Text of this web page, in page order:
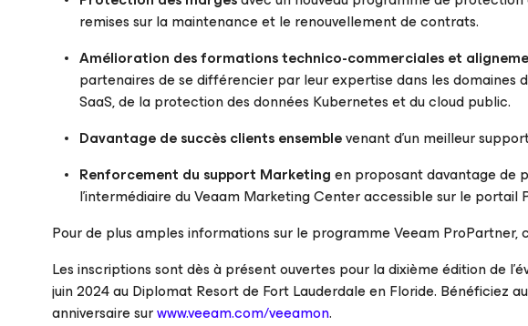
remises sur la maintenance et le renouvellement de contrats.
Amélioration des formations technico-commerciales et
partenaires de se différencier par leur expertise dans les domaines
SaaS, de la protection des données Kubernetes et du cloud public.
Davantage de succès clients ensemblevenant d’un meilleur
Renforcement du support Marketingen proposant davantage de
l’intermédiaire du Veaam Marketing Center accessible sur le portail
Pour de plus amples informations sur le programme Veeam ProPartner,
Les inscriptions sont dès à présent ouvertes pour la dixième édition de
juin 2024 au Diplomat Resort de Fort Lauderdale en Floride. Bénéficiez
anniversaire surwww.veeam.com/veeamon.